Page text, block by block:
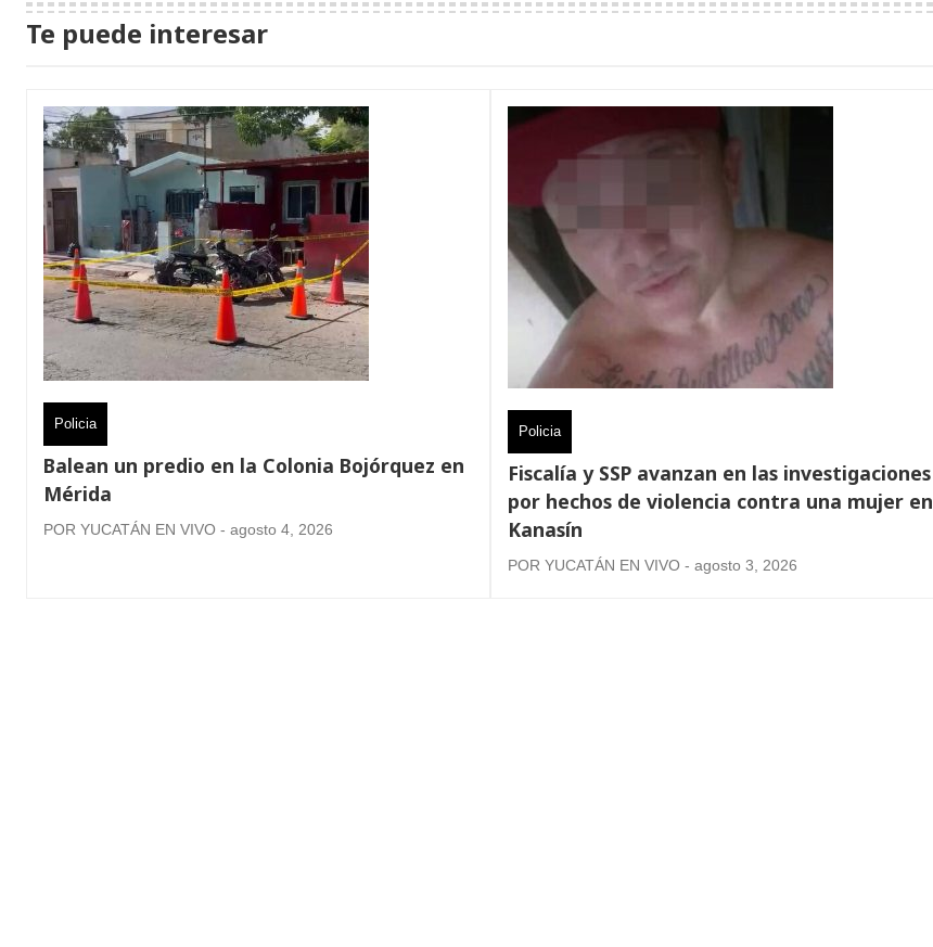
Te puede interesar
Policia
Balean un predio en la Colonia Bojórquez en
Mérida
POR YUCATÁN EN VIVO - agosto 4, 2026
Policia
Fiscalía y SSP avanzan en las investigaciones
por hechos de violencia contra una mujer en
Kanasín
POR YUCATÁN EN VIVO - agosto 3, 2026